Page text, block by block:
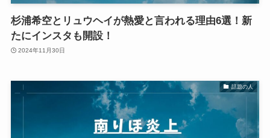
杉浦希空とリュウヘイが熱愛と言われる理由6選！新
たにインスタも開設！
2024年11月30日
話題の人